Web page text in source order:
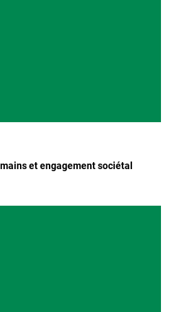
et engagement sociétal